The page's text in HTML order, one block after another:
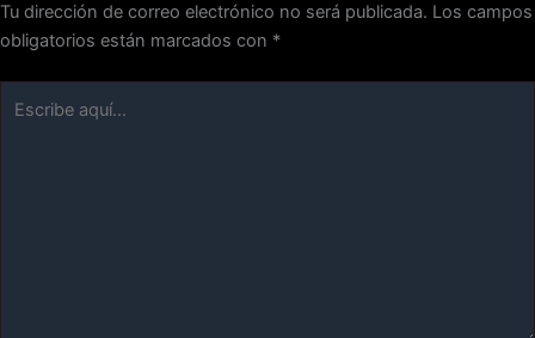
Tu dirección de correo electrónico no será publicada. Los campos
obligatorios están marcados con *
aquí...